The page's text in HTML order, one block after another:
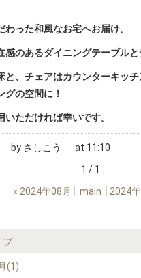
わった和風なお宅へお届け。
感のあるダイニングテーブルと
と、チェアはカウンターキッ
グの空間に！
いただければ幸いです。
by さしこう
at 11:10
1 / 1
« 2024年08月 main 2024
ブ
(1)